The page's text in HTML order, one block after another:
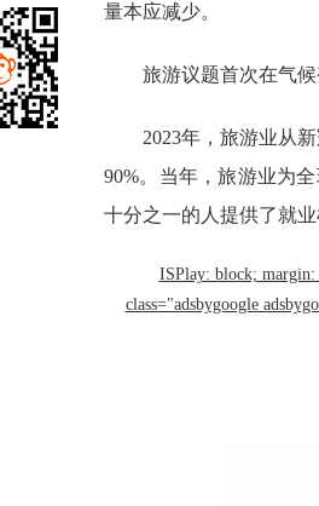
量本应减少。
旅游议题首次在气
2023年，旅游业从
90%。当年，旅游业为
十分之一的人提供了就业
ISPlay: block; margin:
class="adsbygoogle